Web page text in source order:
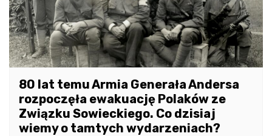
80 lat temu Armia Generała Andersa
rozpoczęła ewakuację Polaków ze
Związku Sowieckiego. Co dzisiaj
wiemy o tamtych wydarzeniach?